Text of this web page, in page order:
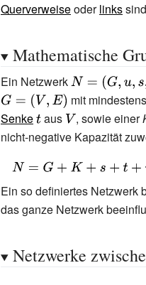
Querverweiseoderlinks
Mathematische
Ein Netzwerk{\displaystyle
N=(G,u,s,t)}
mit
Senke{\displaystyle
t}
aus {\displaystyle
V}
, sowie einer
nicht-negative Kapazität
{\displaystyle
N=G+K+s+t+u\colon
E\rightarrow
Ein so definiertes Netzwerk
das ganze Netzwerk
Netzwerke